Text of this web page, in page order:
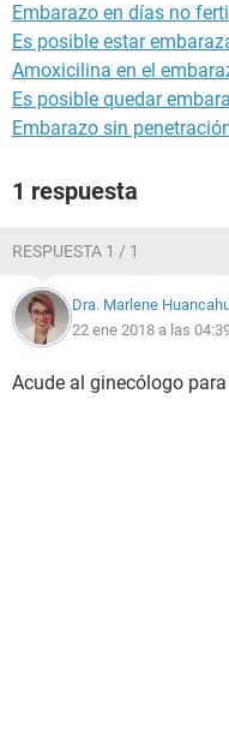
Embarazo en días no
Es posible estar
Amoxicilina en el
Es posible quedar
Embarazo sin
1 respuesta
RESPUESTA 1 / 1
Dra. Marlene
22 ene 2018 a las
Acude al ginecólogo